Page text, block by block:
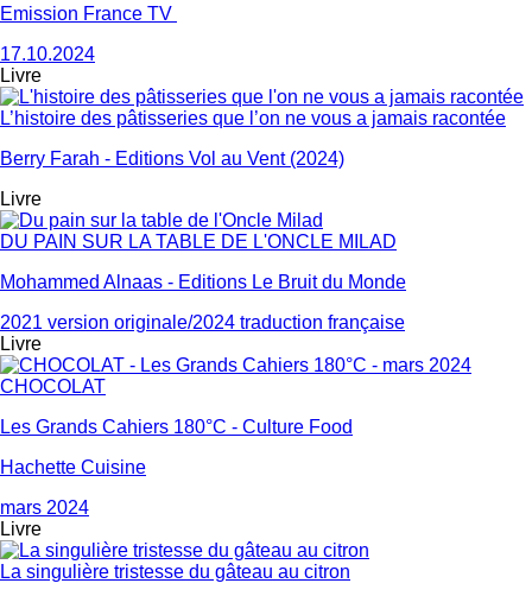
Emission France TV
17.10.2024
Livre
L’histoire des pâtisseries que l’on ne vous a jamais racontée
Berry Farah - Editions Vol au Vent (2024)
Livre
DU PAIN SUR LA TABLE DE L'ONCLE MILAD
Mohammed Alnaas - Editions Le Bruit du Monde
2021 version originale/2024 traduction française
Livre
CHOCOLAT
Les Grands Cahiers 180°C - Culture Food
Hachette Cuisine
mars 2024
Livre
La singulière tristesse du gâteau au citron